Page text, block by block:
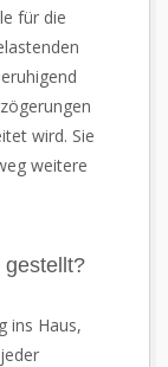
für die
wird. Sie
weitere
gestellt?
ins Haus,